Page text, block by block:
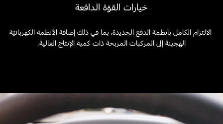
خيارات القوّة الدافعة
الالتزام الكامل بأنظمة الدفع الجديدة، بما في ذلك إضافة الأنظمة الكهربائيّة
الهجينة إلى المركبات المربحة ذات كمية الإنتاج العالية.